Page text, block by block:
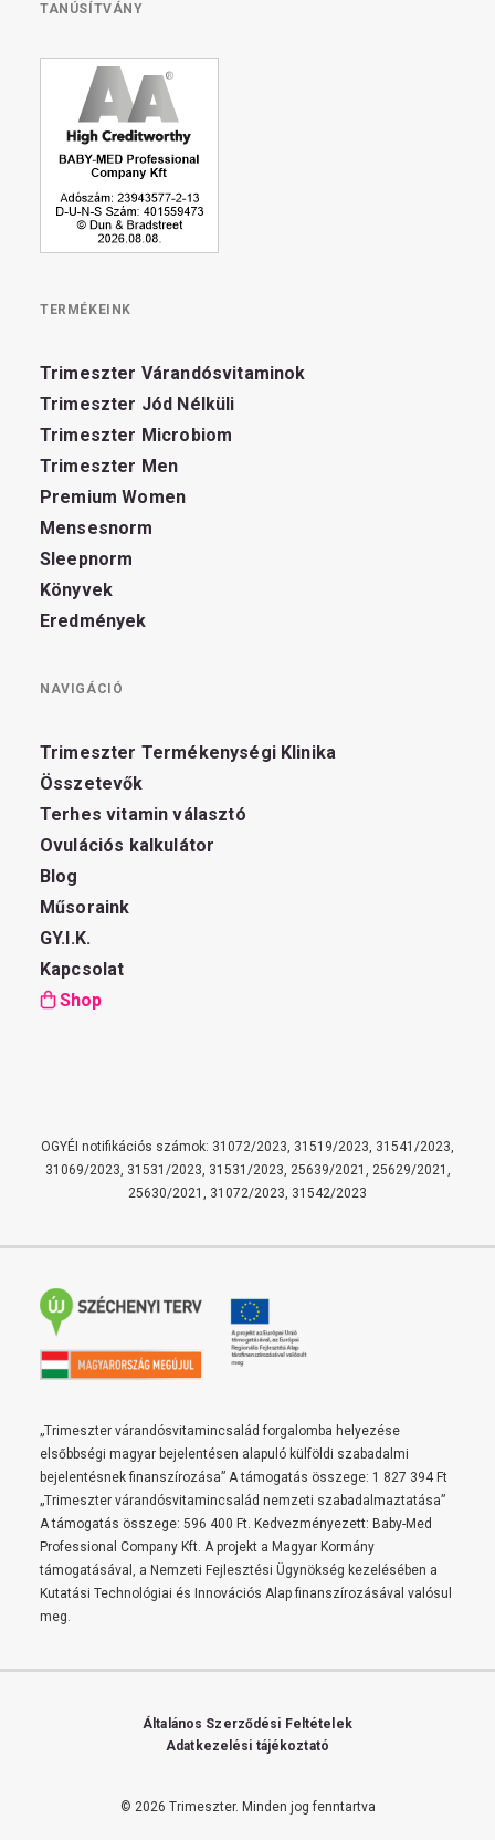
TANÚSÍTVÁNY
TERMÉKEINK
Trimeszter Várandósvitaminok
Trimeszter Jód Nélküli
Trimeszter Microbiom
Trimeszter Men
Premium Women
Mensesnorm
Sleepnorm
Könyvek
Eredmények
NAVIGÁCIÓ
Trimeszter Termékenységi Klinika
Összetevők
Terhes vitamin választó
Ovulációs kalkulátor
Blog
Műsoraink
GY.I.K.
Kapcsolat
Shop
OGYÉI notifikációs számok: 31072/2023, 31519/2023, 31541/2023,
31069/2023, 31531/2023, 31531/2023, 25639/2021, 25629/2021,
25630/2021, 31072/2023, 31542/2023
„Trimeszter várandósvitamincsalád forgalomba helyezése
elsőbbségi magyar bejelentésen alapuló külföldi szabadalmi
bejelentésnek finanszírozása” A támogatás összege: 1 827 394 Ft
„Trimeszter várandósvitamincsalád nemzeti szabadalmaztatása”
A támogatás összege: 596 400 Ft. Kedvezményezett: Baby-Med
Professional Company Kft. A projekt a Magyar Kormány
támogatásával, a Nemzeti Fejlesztési Ügynökség kezelésében a
Kutatási Technológiai és Innovációs Alap finanszírozásával valósul
meg.
© 2026 Trimeszter. Minden jog fenntartva
Általános Szerződési Feltételek
Adatkezelési tájékoztató